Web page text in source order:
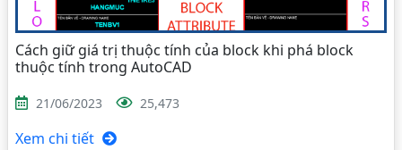
Cách giữ giá trị thuộc tính của block khi phá block
thuộc tính trong AutoCAD
21/06/2023 25,473
Xem chi tiết